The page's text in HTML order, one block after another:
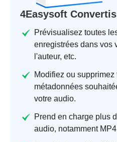
4Easysoft
Prévisualisez toutes
enregistrées dans vos
l'auteur, etc.
Modifiez ou
métadonnées
votre audio.
Prend en charge plus
audio, notamment